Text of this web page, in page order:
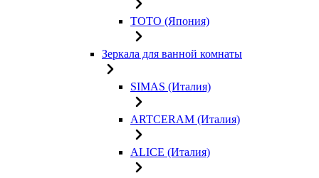
TOTO (Япония)
Зеркала для ванной комнаты
SIMAS (Италия)
ARTCERAM (Италия)
ALICE (Италия)